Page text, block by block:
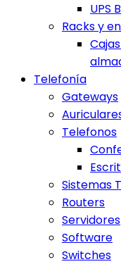
UPS
Racks y
Telefonía
Gateways
Telefonos
Sistemas
Routers
Servidores
Software
Switches